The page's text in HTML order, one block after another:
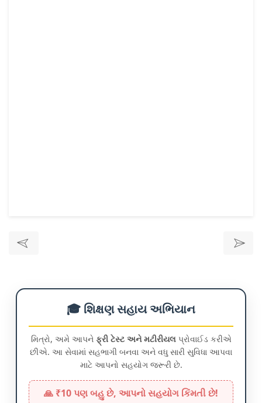
🎓 શિક્ષણ સહાય અભિયાન
મિત્રો, અમે આપને ફ્રી ટેસ્ટ અને મટીરીયલપ્રોવાઈડ કરીએ
છીએ. આ સેવામાં સહભાગી બનવા અને વધુ સારી સુવિધા આપવા
માટે આપનો સહયોગ જરૂરી છે.
🙏 ₹10 પણ બહુ છે, આપનો સહયોગ કિંમતી છે!